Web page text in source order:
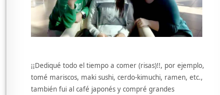
¡¡Dediqué todo el tiempo a comer (risas)!!, por ejemplo,
tomé mariscos, maki sushi, cerdo-kimuchi, ramen, etc.,
también fui al café japonés y compré grandes